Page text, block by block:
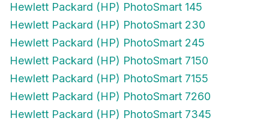
Hewlett Packard (HP) PhotoSmart 145
Hewlett Packard (HP) PhotoSmart 230
Hewlett Packard (HP) PhotoSmart 245
Hewlett Packard (HP) PhotoSmart 7150
Hewlett Packard (HP) PhotoSmart 7155
Hewlett Packard (HP) PhotoSmart 7260
Hewlett Packard (HP) PhotoSmart 7345